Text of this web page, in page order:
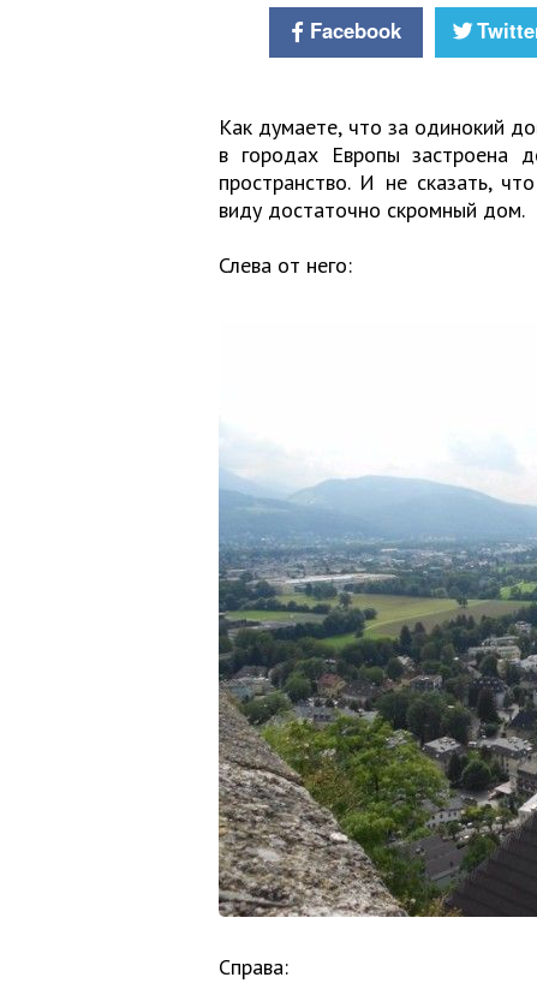
Facebook
Как думаете, что за одинокий
в городах Европы застроена
пространство. И не сказать,
виду достаточно скромный дом.
Слева от него:
Справа: